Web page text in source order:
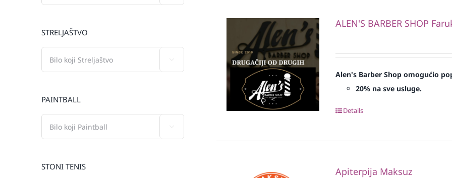
ALEN'S BARBER SHOP
Alen's Barber Shop omogućio
20% na sve usluge.
Details
Apiterpija Maksuz
STRELJAŠTVO
PAINTBALL
STONI TENIS